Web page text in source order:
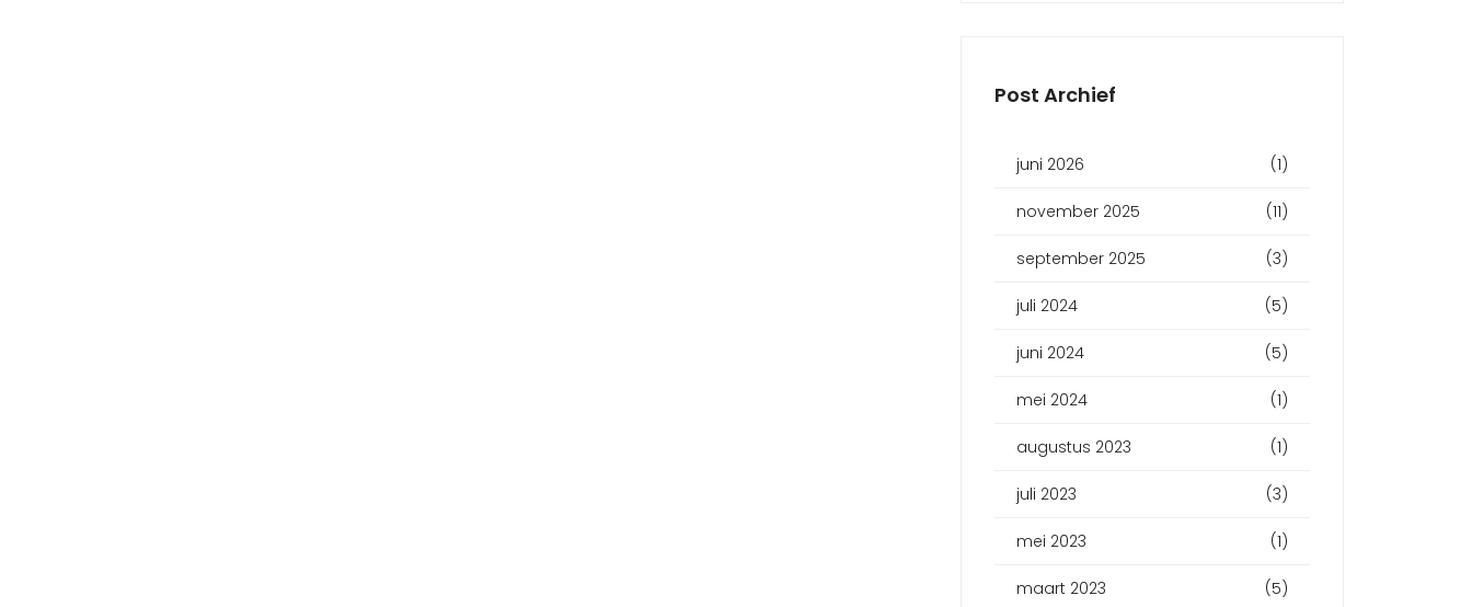
Post Archief
juni 2026 (1)
november 2025 (11)
september 2025 (3)
juli 2024 (5)
juni 2024 (5)
mei 2024 (1)
augustus 2023 (1)
juli 2023 (3)
mei 2023 (1)
maart 2023 (5)